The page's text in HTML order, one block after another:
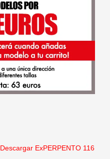
Descargar ExPERPENTO 116